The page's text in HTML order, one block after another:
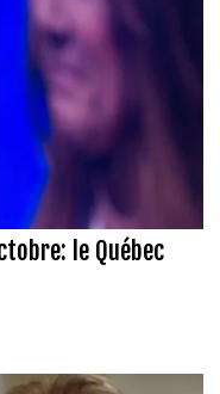
le Québec